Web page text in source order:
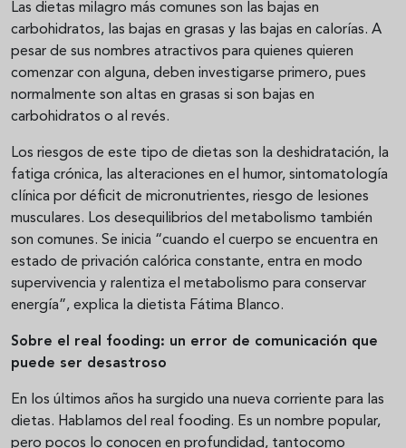
Las dietas milagro más comunes son las bajas en
carbohidratos, las bajas en grasas y las bajas en calorías. A
pesar de sus nombres atractivos para quienes quieren
comenzar con alguna, deben investigarse primero, pues
normalmente son altas en grasas si son bajas en
carbohidratos o al revés.
Los riesgos de este tipo de dietas son la deshidratación, la
fatiga crónica, las alteraciones en el humor, sintomatología
clínica por déficit de micronutrientes, riesgo de lesiones
musculares. Los desequilibrios del metabolismo también
son comunes. Se inicia “cuando el cuerpo se encuentra en
estado de privación calórica constante, entra en modo
supervivencia y ralentiza el metabolismo para conservar
energía”, explica la dietista Fátima Blanco.
Sobre el real fooding: un error de comunicación que
puede ser desastroso
En los últimos años ha surgido una nueva corriente para las
dietas. Hablamos del real fooding. Es un nombre popular,
pero pocos lo conocen en profundidad, tantocomo